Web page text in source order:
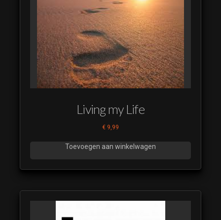
Living my Life
€ 9,99
Toevoegen aan winkelwagen